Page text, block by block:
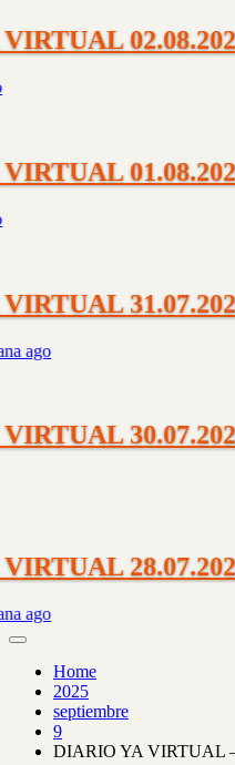
02.08.2026
01.08.2026
31.07.2026
30.07.2026
28.07.2026
Home
2025
septiembre
9
DIARIO YA VIRTUAL